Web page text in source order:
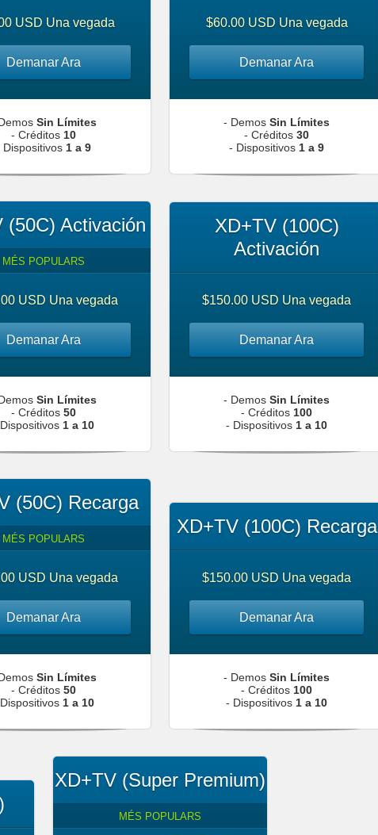
USD Una vegada
Demanar Ara
Sin Límites
- Créditos 10
Dispositivos 1 a 9
$60.00 USD Una vegada
Demanar Ara
- Demos Sin Límites
- Créditos 30
- Dispositivos 1 a 9
(50C) Activación
MÉS POPULARS
USD Una vegada
Demanar Ara
Sin Límites
- Créditos 50
1 a 10
XD+TV (100C)
Activación
$150.00 USD Una vegada
Demanar Ara
- Demos Sin Límites
- Créditos 100
- Dispositivos 1 a 10
(50C) Recarga
MÉS POPULARS
USD Una vegada
Demanar Ara
Sin Límites
- Créditos 50
1 a 10
XD+TV (100C) Recarga
$150.00 USD Una vegada
Demanar Ara
- Demos Sin Límites
- Créditos 100
- Dispositivos 1 a 10
XD+TV (Super Premium)
MÉS POPULARS